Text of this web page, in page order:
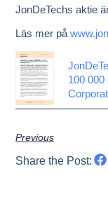
JonDeTechs aktie
Läs mer på
100
Previous
Share the Post: